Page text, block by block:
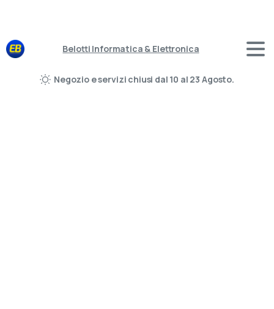
Belotti Informatica & Elettronica
Negozio e servizi chiusi dal 10 al 23 Agosto.